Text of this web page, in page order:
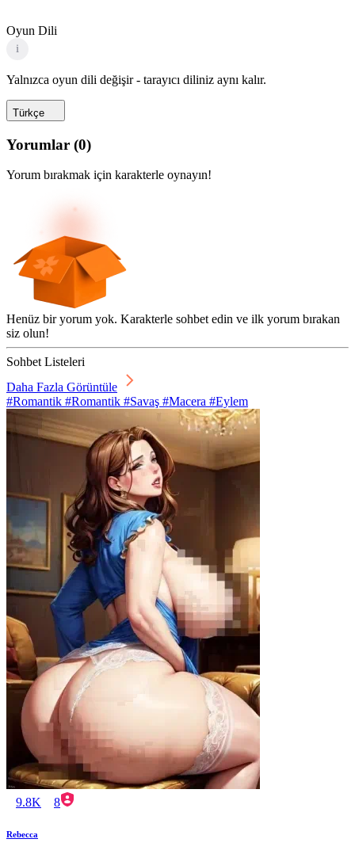
Oyun Dili
i
Yalnızca oyun dili değişir - tarayıcı diliniz aynı kalır.
Türkçe
Yorumlar (0)
Yorum bırakmak için karakterle oynayın!
Henüz bir yorum yok. Karakterle sohbet edin ve ilk yorum bırakan
siz olun!
Sohbet Listeleri
Daha Fazla Görüntüle
#Romantik #Romantik #Savaş #Macera #Eylem
9.8K 8
Rebecca